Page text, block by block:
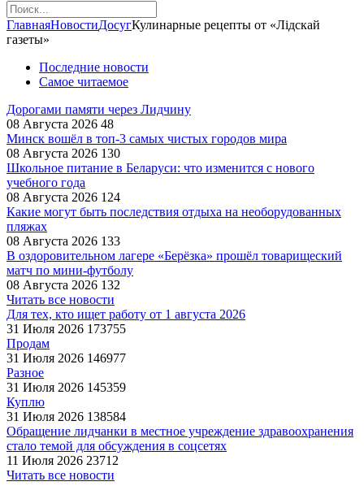
ГлавнаяНовостиДосугКулинарные рецепты от «Лідскай
газеты»
Последние новости
Самое читаемое
Дорогами памяти через Лидчину
08 Августа 2026 48
Минск вошёл в топ-3 самых чистых городов мира
08 Августа 2026 130
Школьное питание в Беларуси: что изменится с нового
учебного года
08 Августа 2026 124
Какие могут быть последствия отдыха на необорудованных
пляжах
08 Августа 2026 133
В оздоровительном лагере «Берёзка» прошёл товарищеский
матч по мини-футболу
08 Августа 2026 132
Читать все новости
Для тех, кто ищет работу от 1 августа 2026
31 Июля 2026 173755
Продам
31 Июля 2026 146977
Разное
31 Июля 2026 145359
Куплю
31 Июля 2026 138584
Обращение лидчанки в местное учреждение здравоохранения
стало темой для обсуждения в соцсетях
11 Июля 2026 23712
Читать все новости